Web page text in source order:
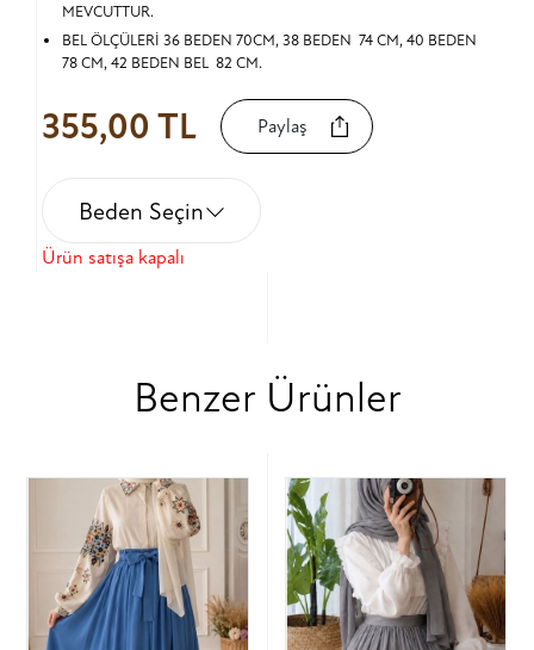
MEVCUTTUR.
BEL ÖLÇÜLERİ 36 BEDEN 70CM, 38 BEDEN 74 CM, 40 BEDEN
78 CM, 42 BEDEN BEL 82 CM.
355,00 TL Paylaş
Beden Seçin
Ürün satışa kapalı
Benzer Ürünler